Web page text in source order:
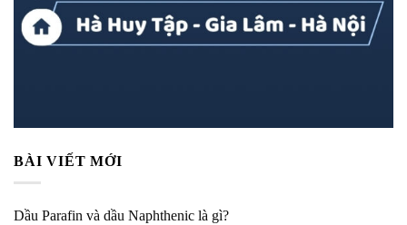
BÀI VIẾT MỚI
Dầu Parafin và dầu Naphthenic là gì?